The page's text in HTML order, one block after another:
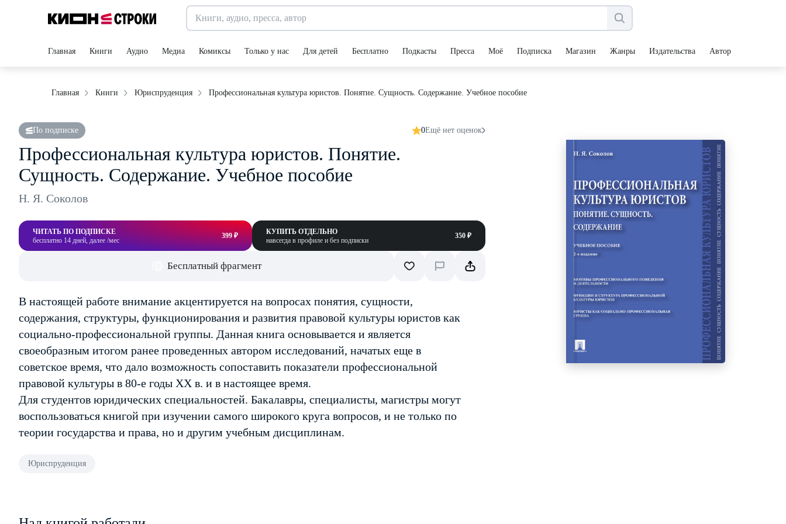
Главная Книги Аудио Медиа Комиксы Только у нас Для детей Бесплатно Подкасты Пресса Моё Подписка Магазин Жанры Издательства Авторы
Главная Книги Юриспруденция Профессиональная культура юристов. Понятие. Сущность. Содержание. Учебное пособие
По подписке 0Ещё нет оценок
Профессиональная культура юристов. Понятие.
Сущность. Содержание. Учебное пособие
Н. Я. Соколов
ЧИТАТЬ ПО ПОДПИСКЕ
бесплатно 14 дней, далее /мес
399 ₽
КУПИТЬ ОТДЕЛЬНО
навсегда в профиле и без подписки
350 ₽
Бесплатный фрагмент
В настоящей работе внимание акцентируется на вопросах понятия, сущности,
содержания, структуры, функционирования и развития правовой культуры юристов как
социально-профессиональной группы. Данная книга основывается и является
своеобразным итогом ранее проведенных автором исследований, начатых еще в
советское время, что дало возможность сопоставить показатели профессиональной
правовой культуры в 80-е годы XX в. и в настоящее время.
Для студентов юридических специальностей. Бакалавры, специалисты, магистры могут
воспользоваться книгой при изучении самого широкого круга вопросов, и не только по
теории государства и права, но и другим учебным дисциплинам.
Юриспруденция